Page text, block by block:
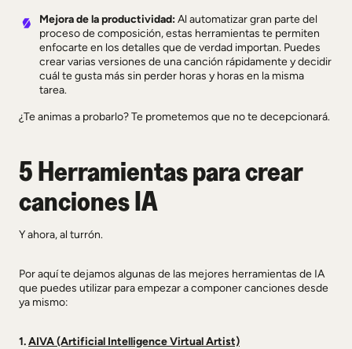
Mejora de la productividad:Al automatizar gran parte del
proceso de composición, estas herramientas te permiten
enfocarte en los detalles que de verdad importan. Puedes
crear varias versiones de una canción rápidamente y decidir
cuál te gusta más sin perder horas y horas en la misma
tarea.
¿Te animas a probarlo? Te prometemos que no te decepcionará.
5 Herramientas para crear
canciones IA
Y ahora, al turrón.
Por aquí te dejamos algunas de las mejores herramientas de IA
que puedes utilizar para empezar a componer canciones desde
ya mismo:
1.AIVA (Artificial Intelligence Virtual Artist)